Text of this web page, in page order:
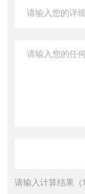
请输入计算结果